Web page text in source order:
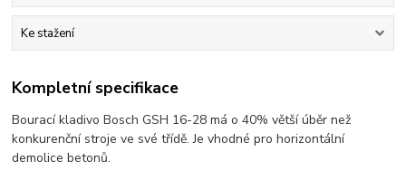
Ke stažení
Kompletní specifikace
Bourací kladivo Bosch GSH 16-28 má o 40% větší úběr než
konkurenční stroje ve své třídě. Je vhodné pro horizontální
demolice betonů.